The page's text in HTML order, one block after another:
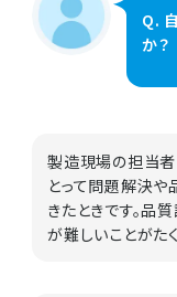
Q.
か？
製造現場の担当者
とって問題解決
きたときです。品
が難しいことがた